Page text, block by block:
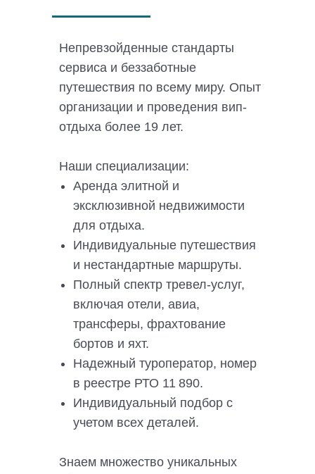
Непревзойденные стандарты
сервиса и беззаботные
путешествия по всему миру. Опыт
организации и проведения вип-
отдыха более 19 лет.
Наши специализации:
Аренда элитной и
эксклюзивной недвижимости
для отдыха.
Индивидуальные путешествия
и нестандартные маршруты.
Полный спектр тревел-услуг,
включая отели, авиа,
трансферы, фрахтование
бортов и яхт.
Надежный туроператор, номер
в реестре РТО 11 890.
Индивидуальный подбор с
учетом всех деталей.
Знаем множество уникальных